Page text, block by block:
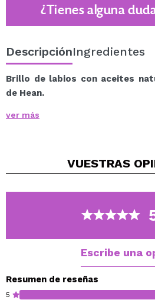
¿Tienes alguna
DescripciónIngredientes
Brillo de labios con aceites
de Hean.
aceite de cañamo, aceite de
Este brillo de labios se
ver más
VUESTRAS
Escribe una
Resumen de reseñas
5